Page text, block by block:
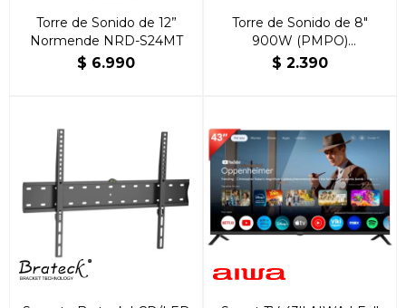
Torre de Sonido de 12”
Normende NRD-S24MT
$ 6.990
Torre de Sonido de 8″
900W (PMPO)
NORDMENDE
$ 2.390